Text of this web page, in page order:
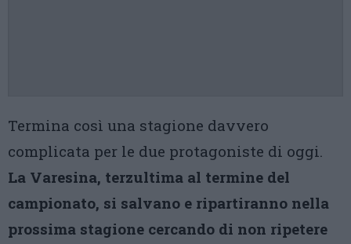
Termina così una stagione davvero
complicata per le due protagoniste di oggi.
La Varesina, terzultima al termine del
campionato, si salvano e ripartiranno nella
prossima stagione cercando di non ripetere